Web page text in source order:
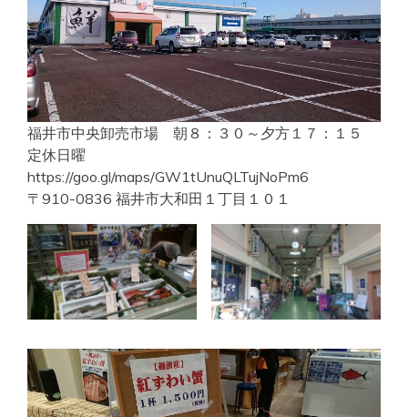
福井市中央卸売市場 朝８：３０～夕方１７：１５
定休日曜
https://goo.gl/maps/GW1tUnuQLTujNoPm6
〒910-0836 福井市大和田１丁目１０１